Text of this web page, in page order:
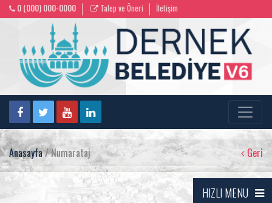
0 (000) 000-0000 Talep ve Öneri İletişim
Anasayfa/ Numarataj Geri
HIZLI MENU